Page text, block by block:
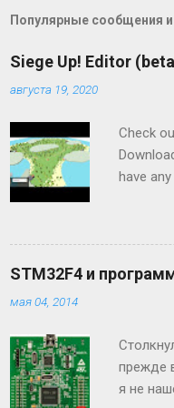
Популярные сообщения
Siege Up! Editor
августа 19, 2020
Check
have
play
across
STM32F4 и
мая 04, 2014
прежде
я не